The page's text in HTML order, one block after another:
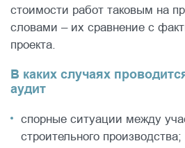
стоимости работ таковым на
словами – их сравнение с
проекта.
В каких случаях
аудит
спорные ситуации между
строительного производства;